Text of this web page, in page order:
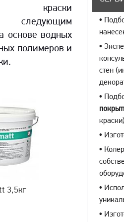
краски
следующим
основе водных
полимеров и
3,5кг
•
•
стен
•
•
•
•
•